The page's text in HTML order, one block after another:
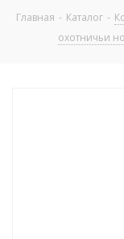
Главная - Каталог -
охотничьи